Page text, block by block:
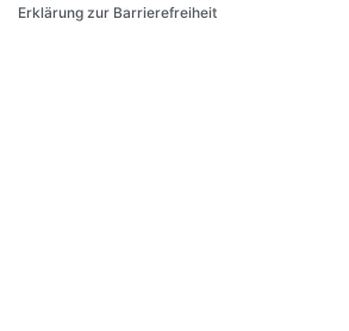
Erklärung zur Barrierefreiheit